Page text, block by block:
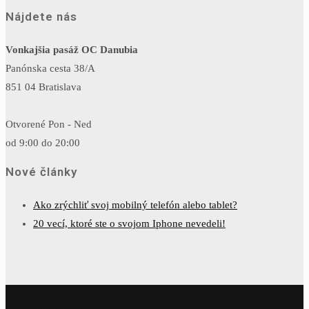
Nájdete nás
Vonkajšia pasáž OC Danubia
Panónska cesta 38/A
851 04 Bratislava
Otvorené Pon - Ned
od 9:00 do 20:00
Nové články
Ako zrýchliť svoj mobilný telefón alebo tablet?
20 vecí, ktoré ste o svojom Iphone nevedeli!